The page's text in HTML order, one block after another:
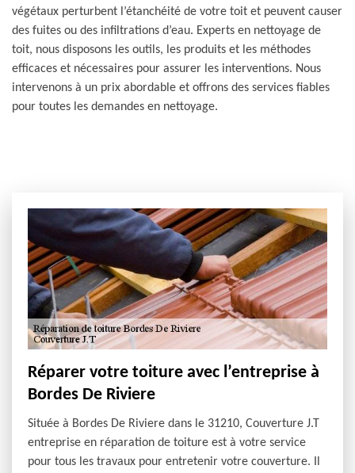
végétaux perturbent l’étanchéité de votre toit et peuvent causer
des fuites ou des infiltrations d’eau. Experts en nettoyage de
toit, nous disposons les outils, les produits et les méthodes
efficaces et nécessaires pour assurer les interventions. Nous
intervenons à un prix abordable et offrons des services fiables
pour toutes les demandes en nettoyage.
Réparer votre toiture avec l’entreprise à
Bordes De Riviere
Située à Bordes De Riviere dans le 31210, Couverture J.T
entreprise en réparation de toiture est à votre service
pour tous les travaux pour entretenir votre couverture. Il